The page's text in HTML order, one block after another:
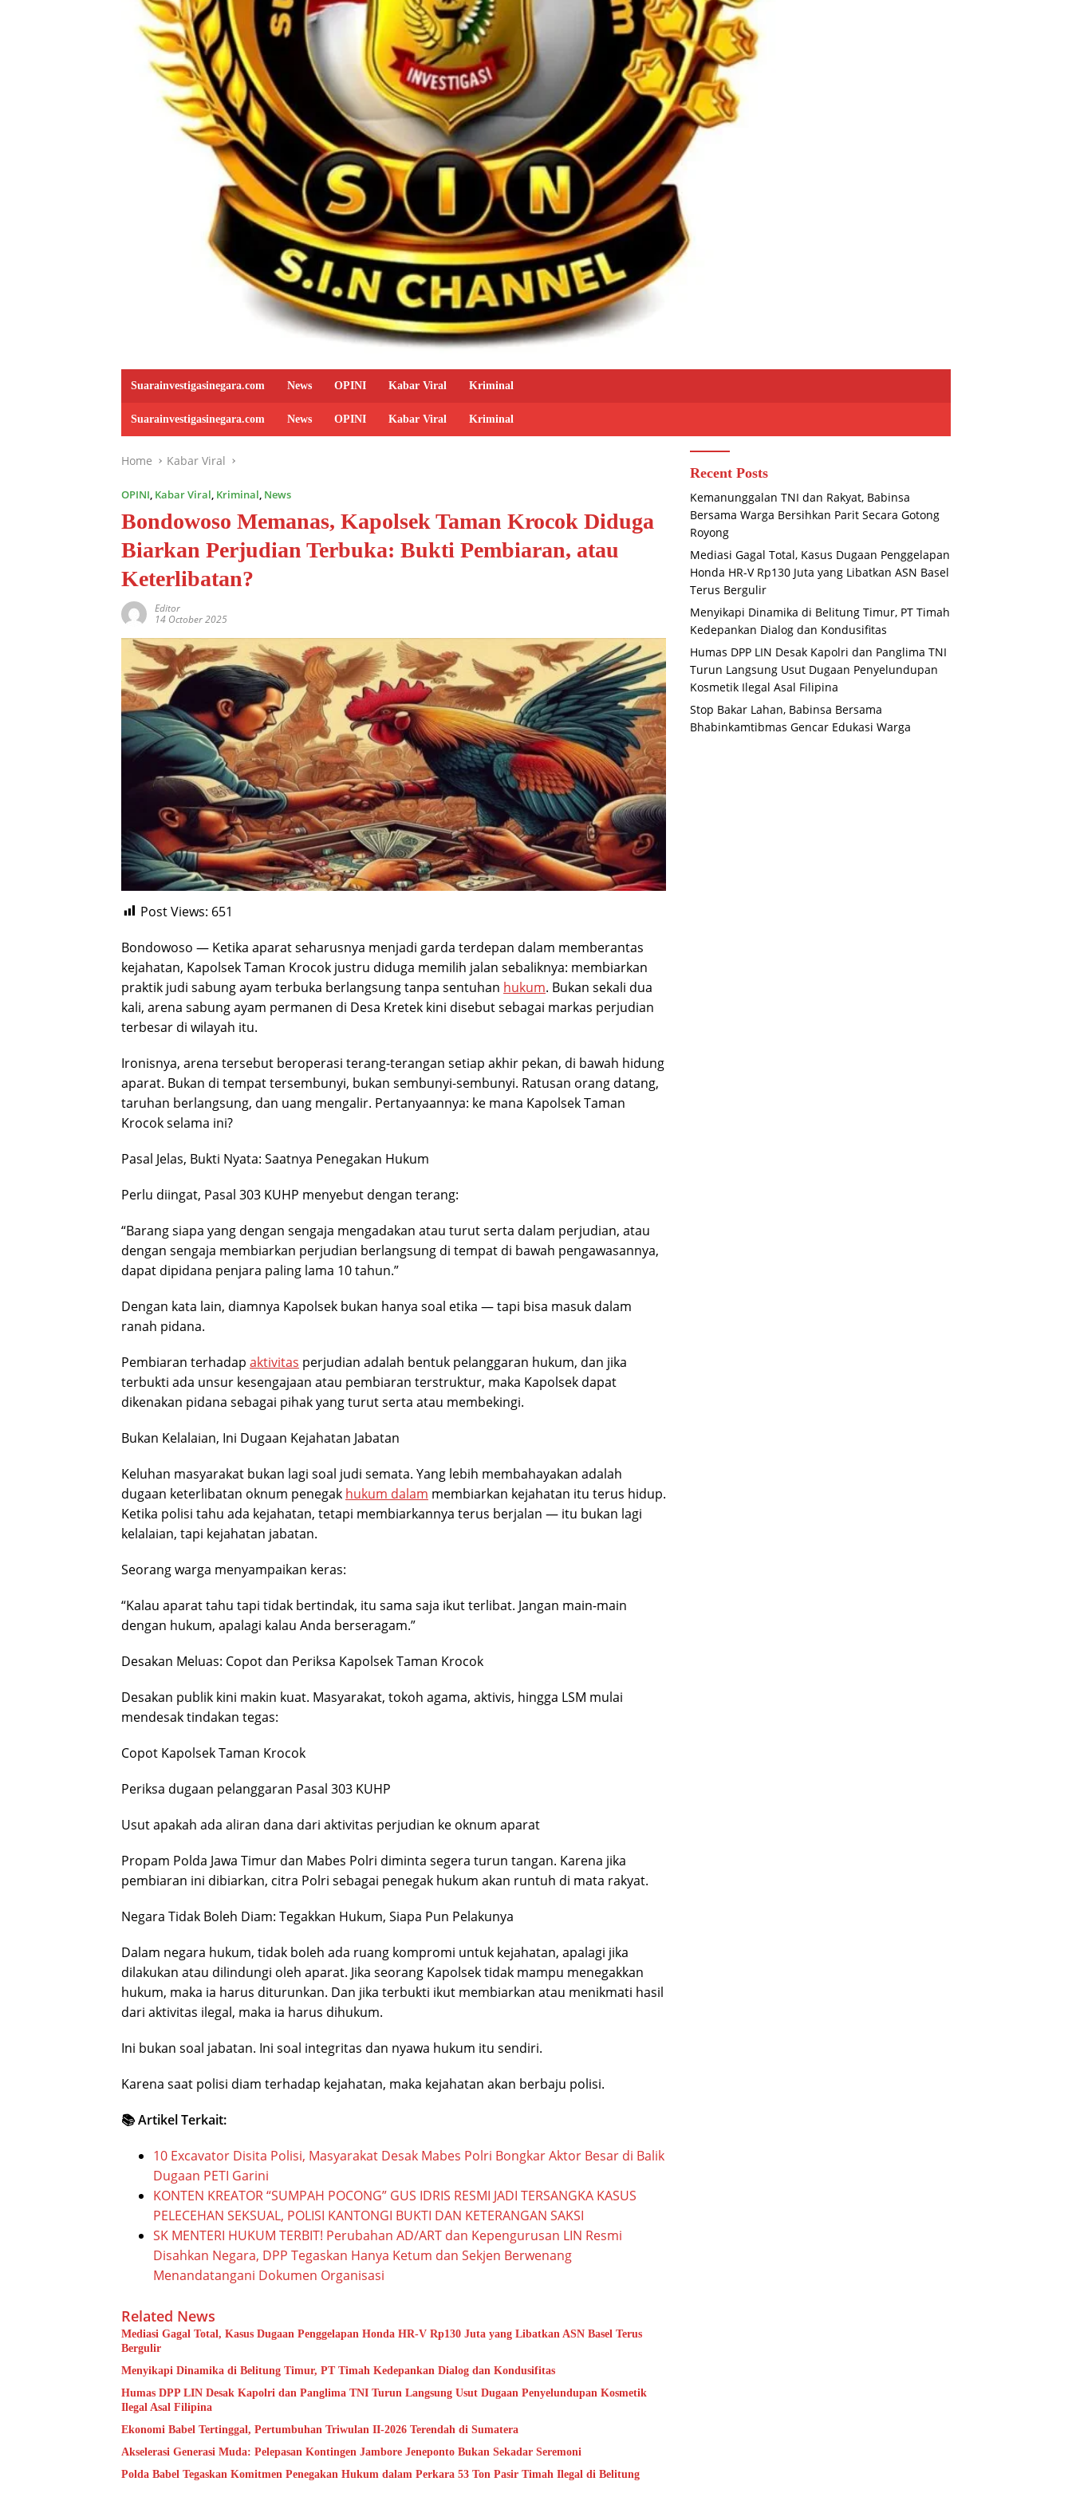
Suarainvestigasinegara.com News OPINI Kabar Viral Kriminal
Suarainvestigasinegara.com News OPINI Kabar Viral Kriminal
Home Kabar Viral
OPINI, Kabar Viral, Kriminal, News
Bondowoso Memanas, Kapolsek Taman Krocok Diduga
Biarkan Perjudian Terbuka: Bukti Pembiaran, atau
Keterlibatan?
Editor
14 October 2025
Post Views: 651
Bondowoso — Ketika aparat seharusnya menjadi garda terdepan dalam memberantas
kejahatan, Kapolsek Taman Krocok justru diduga memilih jalan sebaliknya: membiarkan
praktik judi sabung ayam terbuka berlangsung tanpa sentuhan hukum. Bukan sekali dua
kali, arena sabung ayam permanen di Desa Kretek kini disebut sebagai markas perjudian
terbesar di wilayah itu.
Ironisnya, arena tersebut beroperasi terang-terangan setiap akhir pekan, di bawah hidung
aparat. Bukan di tempat tersembunyi, bukan sembunyi-sembunyi. Ratusan orang datang,
taruhan berlangsung, dan uang mengalir. Pertanyaannya: ke mana Kapolsek Taman
Krocok selama ini?
Pasal Jelas, Bukti Nyata: Saatnya Penegakan Hukum
Perlu diingat, Pasal 303 KUHP menyebut dengan terang:
“Barang siapa yang dengan sengaja mengadakan atau turut serta dalam perjudian, atau
dengan sengaja membiarkan perjudian berlangsung di tempat di bawah pengawasannya,
dapat dipidana penjara paling lama 10 tahun.”
Dengan kata lain, diamnya Kapolsek bukan hanya soal etika — tapi bisa masuk dalam
ranah pidana.
Pembiaran terhadap aktivitas perjudian adalah bentuk pelanggaran hukum, dan jika
terbukti ada unsur kesengajaan atau pembiaran terstruktur, maka Kapolsek dapat
dikenakan pidana sebagai pihak yang turut serta atau membekingi.
Bukan Kelalaian, Ini Dugaan Kejahatan Jabatan
Keluhan masyarakat bukan lagi soal judi semata. Yang lebih membahayakan adalah
dugaan keterlibatan oknum penegak hukum dalam membiarkan kejahatan itu terus hidup.
Ketika polisi tahu ada kejahatan, tetapi membiarkannya terus berjalan — itu bukan lagi
kelalaian, tapi kejahatan jabatan.
Seorang warga menyampaikan keras:
“Kalau aparat tahu tapi tidak bertindak, itu sama saja ikut terlibat. Jangan main-main
dengan hukum, apalagi kalau Anda berseragam.”
Desakan Meluas: Copot dan Periksa Kapolsek Taman Krocok
Desakan publik kini makin kuat. Masyarakat, tokoh agama, aktivis, hingga LSM mulai
mendesak tindakan tegas:
Copot Kapolsek Taman Krocok
Periksa dugaan pelanggaran Pasal 303 KUHP
Usut apakah ada aliran dana dari aktivitas perjudian ke oknum aparat
Propam Polda Jawa Timur dan Mabes Polri diminta segera turun tangan. Karena jika
pembiaran ini dibiarkan, citra Polri sebagai penegak hukum akan runtuh di mata rakyat.
Negara Tidak Boleh Diam: Tegakkan Hukum, Siapa Pun Pelakunya
Dalam negara hukum, tidak boleh ada ruang kompromi untuk kejahatan, apalagi jika
dilakukan atau dilindungi oleh aparat. Jika seorang Kapolsek tidak mampu menegakkan
hukum, maka ia harus diturunkan. Dan jika terbukti ikut membiarkan atau menikmati hasil
dari aktivitas ilegal, maka ia harus dihukum.
Ini bukan soal jabatan. Ini soal integritas dan nyawa hukum itu sendiri.
Karena saat polisi diam terhadap kejahatan, maka kejahatan akan berbaju polisi.
📚 Artikel Terkait:
10 Excavator Disita Polisi, Masyarakat Desak Mabes Polri Bongkar Aktor Besar di Balik
Dugaan PETI Garini
KONTEN KREATOR “SUMPAH POCONG” GUS IDRIS RESMI JADI TERSANGKA KASUS
PELECEHAN SEKSUAL, POLISI KANTONGI BUKTI DAN KETERANGAN SAKSI
SK MENTERI HUKUM TERBIT! Perubahan AD/ART dan Kepengurusan LIN Resmi
Disahkan Negara, DPP Tegaskan Hanya Ketum dan Sekjen Berwenang
Menandatangani Dokumen Organisasi
Related News
Mediasi Gagal Total, Kasus Dugaan Penggelapan Honda HR-V Rp130 Juta yang Libatkan ASN Basel Terus
Bergulir
Menyikapi Dinamika di Belitung Timur, PT Timah Kedepankan Dialog dan Kondusifitas
Humas DPP LIN Desak Kapolri dan Panglima TNI Turun Langsung Usut Dugaan Penyelundupan Kosmetik
Ilegal Asal Filipina
Ekonomi Babel Tertinggal, Pertumbuhan Triwulan II-2026 Terendah di Sumatera
Akselerasi Generasi Muda: Pelepasan Kontingen Jambore Jeneponto Bukan Sekadar Seremoni
Polda Babel Tegaskan Komitmen Penegakan Hukum dalam Perkara 53 Ton Pasir Timah Ilegal di Belitung
Recent Posts
Kemanunggalan TNI dan Rakyat, Babinsa
Bersama Warga Bersihkan Parit Secara Gotong
Royong
Mediasi Gagal Total, Kasus Dugaan Penggelapan
Honda HR-V Rp130 Juta yang Libatkan ASN Basel
Terus Bergulir
Menyikapi Dinamika di Belitung Timur, PT Timah
Kedepankan Dialog dan Kondusifitas
Humas DPP LIN Desak Kapolri dan Panglima TNI
Turun Langsung Usut Dugaan Penyelundupan
Kosmetik Ilegal Asal Filipina
Stop Bakar Lahan, Babinsa Bersama
Bhabinkamtibmas Gencar Edukasi Warga